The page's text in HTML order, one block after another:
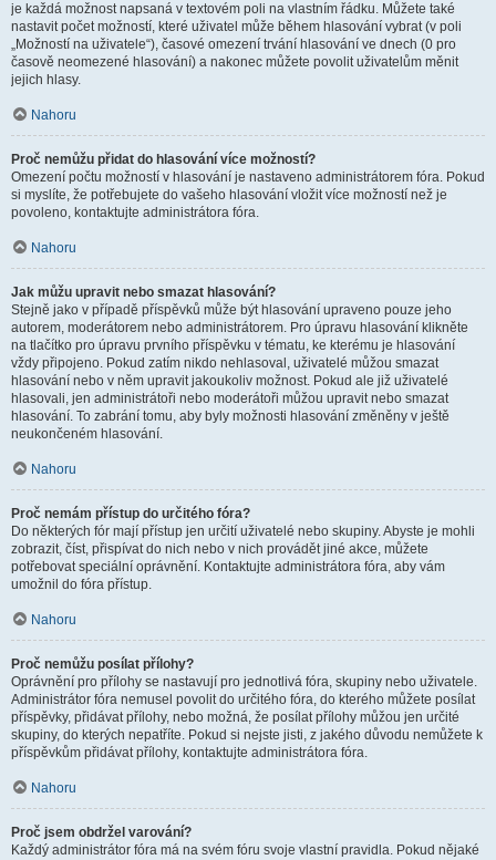
je každá možnost napsaná v textovém poli na vlastním řádku. Můžete také
nastavit počet možností, které uživatel může během hlasování vybrat (v poli
„Možností na uživatele“), časové omezení trvání hlasování ve dnech (0 pro
časově neomezené hlasování) a nakonec můžete povolit uživatelům měnit
jejich hlasy.
Nahoru
Proč nemůžu přidat do hlasování více možností?
Omezení počtu možností v hlasování je nastaveno administrátorem fóra. Pokud
si myslíte, že potřebujete do vašeho hlasování vložit více možností než je
povoleno, kontaktujte administrátora fóra.
Nahoru
Jak můžu upravit nebo smazat hlasování?
Stejně jako v případě příspěvků může být hlasování upraveno pouze jeho
autorem, moderátorem nebo administrátorem. Pro úpravu hlasování klikněte
na tlačítko pro úpravu prvního příspěvku v tématu, ke kterému je hlasování
vždy připojeno. Pokud zatím nikdo nehlasoval, uživatelé můžou smazat
hlasování nebo v něm upravit jakoukoliv možnost. Pokud ale již uživatelé
hlasovali, jen administrátoři nebo moderátoři můžou upravit nebo smazat
hlasování. To zabrání tomu, aby byly možnosti hlasování změněny v ještě
neukončeném hlasování.
Nahoru
Proč nemám přístup do určitého fóra?
Do některých fór mají přístup jen určití uživatelé nebo skupiny. Abyste je mohli
zobrazit, číst, přispívat do nich nebo v nich provádět jiné akce, můžete
potřebovat speciální oprávnění. Kontaktujte administrátora fóra, aby vám
umožnil do fóra přístup.
Nahoru
Proč nemůžu posílat přílohy?
Oprávnění pro přílohy se nastavují pro jednotlivá fóra, skupiny nebo uživatele.
Administrátor fóra nemusel povolit do určitého fóra, do kterého můžete posílat
příspěvky, přidávat přílohy, nebo možná, že posílat přílohy můžou jen určité
skupiny, do kterých nepatříte. Pokud si nejste jisti, z jakého důvodu nemůžete k
příspěvkům přidávat přílohy, kontaktujte administrátora fóra.
Nahoru
Proč jsem obdržel varování?
Každý administrátor fóra má na svém fóru svoje vlastní pravidla. Pokud nějaké